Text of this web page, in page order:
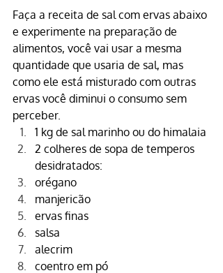
Faça a receita de sal com ervas abaixo
e experimente na preparação de
alimentos, você vai usar a mesma
quantidade que usaria de sal, mas
como ele está misturado com outras
ervas você diminui o consumo sem
perceber.
1 kg de sal marinho ou do himalaia
2 colheres de sopa de temperos
desidratados:
orégano
manjericão
ervas finas
salsa
alecrim
coentro em pó